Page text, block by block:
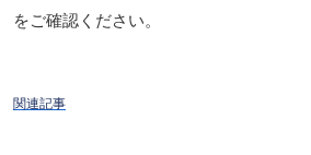
をご確認ください。
関連記事